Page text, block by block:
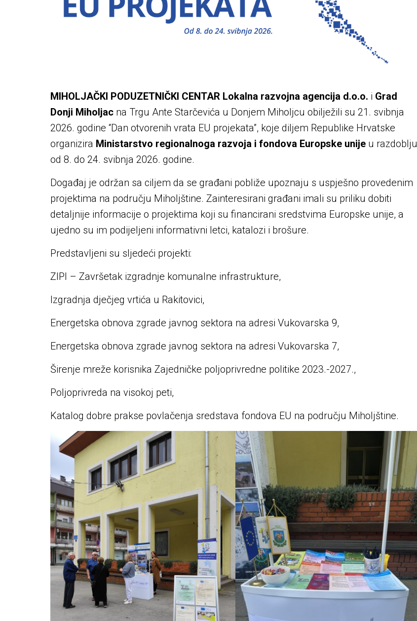
MIHOLJAČKI PODUZETNIČKI CENTAR Lokalna razvojna agencija d.o.o. i Grad
Donji Miholjac na Trgu Ante Starčevića u Donjem Miholjcu obilježili su 21. svibnja
2026. godine “Dan otvorenih vrata EU projekata”, koje diljem Republike Hrvatske
organizira Ministarstvo regionalnoga razvoja i fondova Europske unije u razdoblju
od 8. do 24. svibnja 2026. godine.
Događaj je održan sa ciljem da se građani pobliže upoznaju s uspješno provedenim
projektima na području Miholjštine. Zainteresirani građani imali su priliku dobiti
detaljnije informacije o projektima koji su financirani sredstvima Europske unije, a
ujedno su im podijeljeni informativni letci, katalozi i brošure.
Predstavljeni su sljedeći projekti:
ZIPI – Završetak izgradnje komunalne infrastrukture,
Izgradnja dječjeg vrtića u Rakitovici,
Energetska obnova zgrade javnog sektora na adresi Vukovarska 9,
Energetska obnova zgrade javnog sektora na adresi Vukovarska 7,
Širenje mreže korisnika Zajedničke poljoprivredne politike 2023.-2027.,
Poljoprivreda na visokoj peti,
Katalog dobre prakse povlačenja sredstava fondova EU na području Miholjštine.